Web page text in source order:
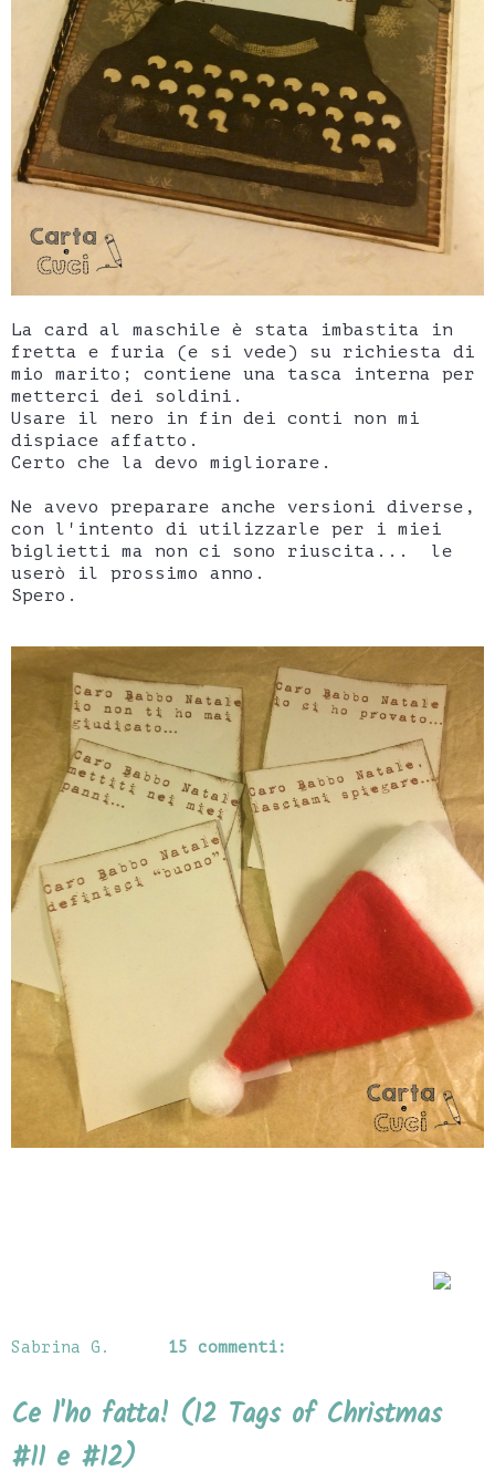
La card al maschile è stata imbastita in
fretta e furia (e si vede) su richiesta di
mio marito; contiene una tasca interna per
metterci dei soldini.
Usare il nero in fin dei conti non mi
dispiace affatto.
Certo che la devo migliorare.
Ne avevo preparare anche versioni diverse,
con l'intento di utilizzarle per i miei
biglietti ma non ci sono riuscita... le
userò il prossimo anno.
Spero.
Sabrina G. 15 commenti:
Ce l'ho fatta! (12 Tags of Christmas
#11 e #12)